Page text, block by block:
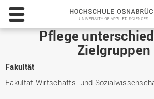
Pflege
Zielgruppen
Fakultät
Fakultät Wirtschafts- und